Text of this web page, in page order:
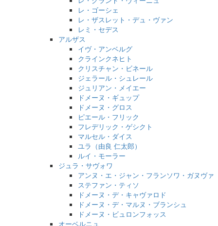
レ・ゴーシェ
レ・ザスレット・デュ・ヴァン
レミ・セデス
アルザス
イヴ・アンベルグ
クラインクネヒト
クリスチャン・ビネール
ジェラール・シュレール
ジュリアン・メイエー
ドメーヌ・ギュップ
ドメーヌ・グロス
ピエール・フリック
フレデリック・ゲシクト
マルセル・ダイス
ユラ（由良 仁太郎）
ルイ・モーラー
ジュラ・サヴォワ
アンヌ・エ・ジャン・フランソワ・ガヌヴァ
ステファン・ティソ
ドメーヌ・デ・キャヴァロド
ドメーヌ・デ・マルヌ・ブランシュ
ドメーヌ・ビュロンフォッス
オーベルニュ